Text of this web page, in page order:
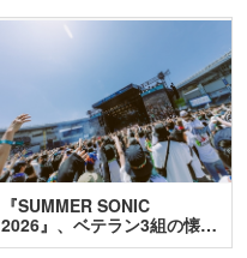
『SUMMER SONIC
2026』、ベテラン3組の懐…